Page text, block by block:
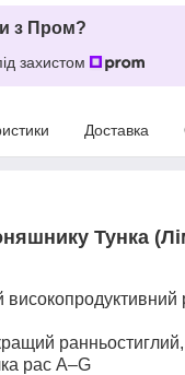
з Пром?
захистом
Доставка
Тунка
високопродуктивний
ранньостиглий,
рас А–G